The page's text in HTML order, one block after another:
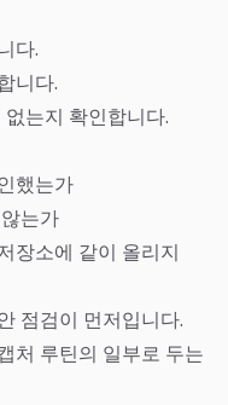
다.
니다.
는지 확인합니다.
했는가
는가
장소에 같이 올리지
점검이 먼저입니다.
처 루틴의 일부로 두는